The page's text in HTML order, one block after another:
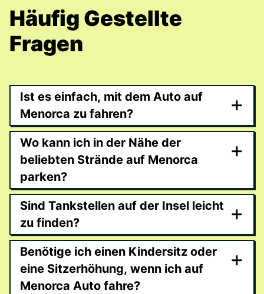
Häufig Gestellte
Fragen
Ist es einfach, mit dem Auto auf
Menorca zu fahren?
+
Wo kann ich in der Nähe der
beliebten Strände auf Menorca
parken?
+
Sind Tankstellen auf der Insel leicht
zu finden?
+
Benötige ich einen Kindersitz oder
eine Sitzerhöhung, wenn ich auf
Menorca Auto fahre?
+